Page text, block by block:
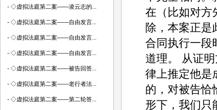
在（比如对方
除，本案正是
合同执行一段
道理。 从证
律上推定他是
的，对被告恰
形下，我们只
- ◇虚拟法庭第二案——凌云志的...
- ◇虚拟法庭第二案——自由发言...
- ◇虚拟法庭第二案——自由发言...
- ◇虚拟法庭第二案——自由发言...
- ◇虚拟法庭第二案——被告回答...
- ◇虚拟法庭第二案——老行者法...
- ◇虚拟法庭第二案——第二轮答...